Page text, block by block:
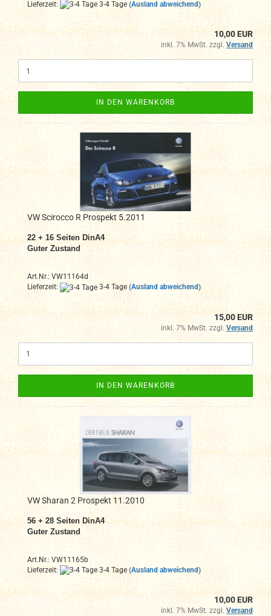
Lieferzeit: 3-4 Tage (Ausland abweichend)
10,00 EUR
inkl. 7% MwSt. zzgl. Versand
IN DEN WARENKORB
VW Scirocco R Prospekt 5.2011
22 + 16 Seiten DinA4
Guter Zustand
Art.Nr.: VW11164d
Lieferzeit:
3-4 Tage (Ausland abweichend)
15,00 EUR
inkl. 7% MwSt. zzgl. Versand
IN DEN WARENKORB
VW Sharan 2 Prospekt 11.2010
56 + 28 Seiten DinA4
Guter Zustand
Art.Nr.: VW11165b
Lieferzeit:
3-4 Tage (Ausland abweichend)
10,00 EUR
inkl. 7% MwSt. zzgl. Versand